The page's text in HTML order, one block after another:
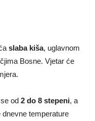
slaba kiša, uglavnom
Bosne. Vjetar će
od 2 do 8 stepeni, a
dnevne temperature